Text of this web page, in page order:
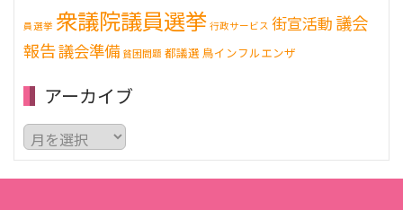
員選挙 衆議院議員選挙 行政サービス 街宣活動 議会
報告議会準備 貧困問題 都議選 鳥インフルエンザ
アーカイブ
ア
ー
カ
イ